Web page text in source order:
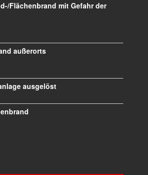
Flächenbrand mit Gefahr der
außerorts
ausgelöst